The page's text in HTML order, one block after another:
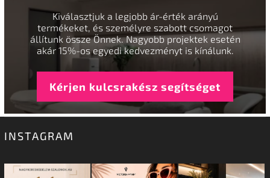
Kiválasztjuk a legjobb ár-érték arányú
termékeket, és személyre szabott csomagot
állítunk össze Önnek. Nagyobb projektek esetén
akár 15%-os egyedi kedvezményt is kínálunk.
Kérjen kulcsrakész segítséget
INSTAGRAM